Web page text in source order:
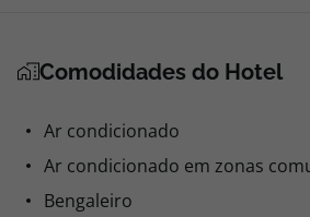
Comodidades do Hotel
Ar condicionado
Ar condicionado em zonas
Bengaleiro